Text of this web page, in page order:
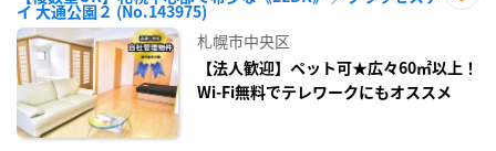
イ 大通公園２ (No.143975)
録
札幌市中央区
【法人歓迎】ペット可★広々60㎡以上！
Wi-Fi無料でテレワークにもオススメ